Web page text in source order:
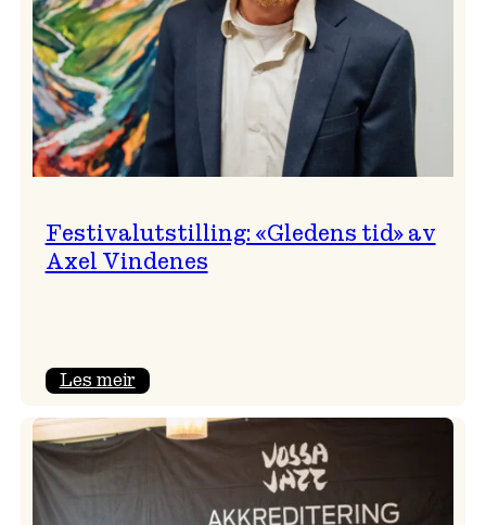
Festivalutstilling: «Gledens tid» av
Axel Vindenes
Les meir:
«Gledens